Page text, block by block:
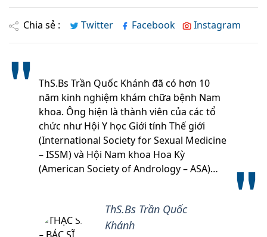
Chia sẻ : Twitter Facebook Instagram
ThS.Bs Trần Quốc Khánh đã có hơn 10
năm kinh nghiệm khám chữa bệnh Nam
khoa. Ông hiện là thành viên của các tổ
chức như Hội Y học Giới tính Thế giới
(International Society for Sexual Medicine
– ISSM) và Hội Nam khoa Hoa Kỳ
(American Society of Andrology – ASA)…
ThS.Bs Trần Quốc
Khánh